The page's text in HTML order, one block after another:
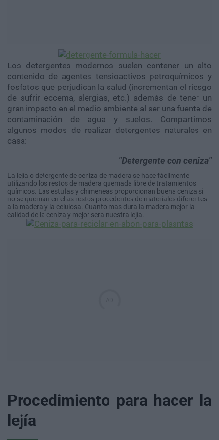
Los detergentes modernos suelen contener un alto
contenido de agentes tensioactivos petroquímicos y
fosfatos que perjudican la salud (incrementan el riesgo
de sufrir eccema, alergias, etc.) además de tener un
gran impacto en el medio ambiente al ser una fuente de
contaminación de agua y suelos. Compartimos
algunos modos de realizar detergentes naturales en
casa:
Detergente con ceniza
La lejía o detergente de ceniza de madera se hace fácilmente
utilizando los restos de madera quemada libre de tratamientos
químicos. Las estufas y chimeneas proporcionan buena ceniza si
no se queman en ellas restos procedentes de materiales diferentes
a la madera y la celulosa. Cuanto mas dura la madera mejor la
calidad de la ceniza y mejor sera nuestra lejía.
Procedimiento para hacer la
lejía